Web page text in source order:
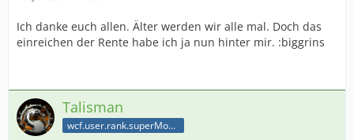
Ich danke euch allen. Älter werden wir alle mal. Doch das
einreichen der Rente habe ich ja nun hinter mir. :biggrins
Talisman
wcf.user.rank.superModerator